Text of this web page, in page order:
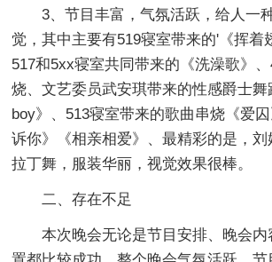
3、节目丰富，气氛活跃，给人一
觉，其中主要有519寝室带来的'《挥着
517和5xx寝室共同带来的《洗澡歌》
烧、文艺委员武安琪带来的性感爵士舞
boy》、513寝室带来的歌曲串烧《爱
诉你》《相亲相爱》、最精彩的是，
拉丁舞，服装华丽，视觉效果很棒。
二、存在不足
本次晚会无论是节目安排、晚会内